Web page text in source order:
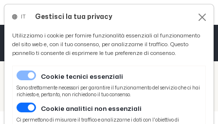
/ Picenotime
/ News
Ascoli Piceno, i codici di San Giacomo della Marca arrivano in Pinacoteca. Fioravanti: “Valorizziamo il territorio”
Gestisci la tua privacy
Utilizziamo i cookie per fornire funzionalità essenziali al funzionamento
del sito web e, con il tuo consenso, per analizzarne il traffico. Questo
pannello ti consente di esprimere le tue preferenze di consenso.
Cookie tecnici essenziali
Sono strettamente necessari per garantire il funzionamento del servizio che ci hai
richiesto e, pertanto, non richiedono il tuo consenso.
Cookie analitici non essenziali
Ci permettono di misurare il traffico e analizzarne i dati con l'obiettivo di
Tutto News
Tutto Sport
Basket
Ciclismo
Tutto Curiosità